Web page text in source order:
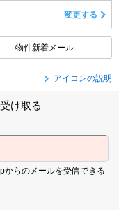
変更する
物件新着メール
アイコンの説明
け取る
らのメールを受信できる